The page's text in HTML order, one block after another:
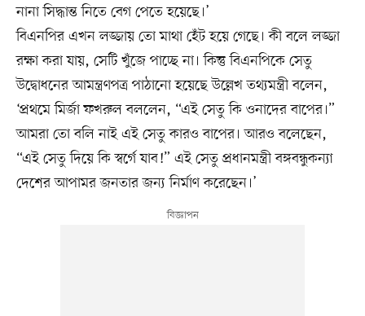
নানা সিদ্ধান্ত নিতে বেগ পেতে হয়েছে।’
বিএনপির এখন লজ্জায় তো মাথা হেঁট হয়ে গেছে। কী বলে লজ্জা
রক্ষা করা যায়, সেটি খুঁজে পাচ্ছে না। কিন্তু বিএনপিকে সেতু
উদ্বোধনের আমন্ত্রণপত্র পাঠানো হয়েছে উল্লেখ তথ্যমন্ত্রী বলেন,
‘প্রথমে মির্জা ফখরুল বললেন, “এই সেতু কি ওনাদের বাপের।”
আমরা তো বলি নাই এই সেতু কারও বাপের। আরও বলেছেন,
“এই সেতু দিয়ে কি স্বর্গে যাব!” এই সেতু প্রধানমন্ত্রী বঙ্গবন্ধুকন্যা
দেশের আপামর জনতার জন্য নির্মাণ করেছেন।’